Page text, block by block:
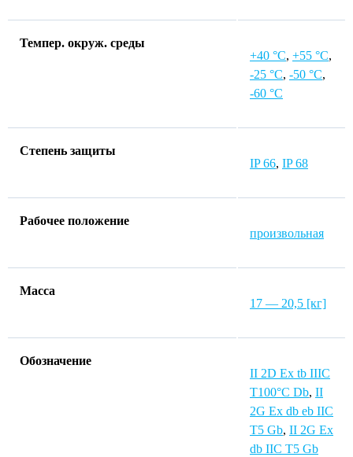
Темпер. окруж. среды
+40 °C, +55 °C,
-25 °C, -50 °C,
-60 °C
Степень защиты
IP 66, IP 68
Рабочее положение
произвольная
Macca
17 — 20,5 [кг]
Обозначение
II 2D Ex tb IIIC
T100°C Db, II
2G Ex db eb IIC
T5 Gb, II 2G Ex
db IIC T5 Gb